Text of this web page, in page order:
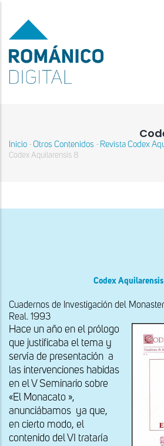
contenido
principal
Sobrescribir
ayuda
Inicio - Otros Contenidos - Revista Codex
Codex Aquilarensis 8
Codex
Cuadernos de Investigación del
Real. 1993
Hace un año en el prólogo
que justificaba el tema y
servía de presentación a
las intervenciones habidas
en el V Seminario sobre
«El Monacato »,
anunciábamos ya que,
en cierto modo, el
contenido del VI trataría